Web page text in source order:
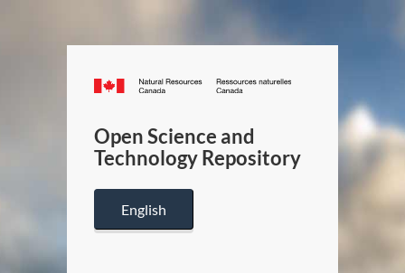
Canada.ca
/
Canada
Open Science and
Technology Repository
English